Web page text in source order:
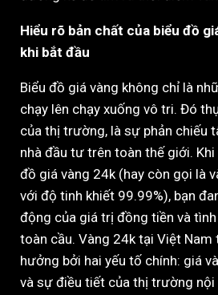
Hiểu rõ bản chất của biểu đồ
khi bắt đầu
Biểu đồ giá vàng không chỉ là
chạy lên chạy xuống vô tri. Đó
của thị trường, là sự phản chiếu
nhà đầu tư trên toàn thế giới. Khi
đồ giá vàng 24k (hay còn gọi là
với độ tinh khiết 99.99%), bạn
động của giá trị đồng tiền và
toàn cầu. Vàng 24k tại Việt Nam
hưởng bởi hai yếu tố chính: giá
và sự điều tiết của thị trường nội